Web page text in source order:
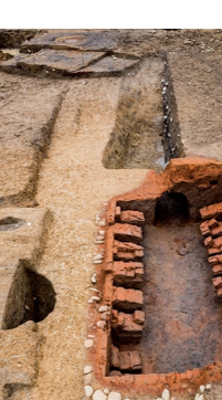
🔍
Détail des briques